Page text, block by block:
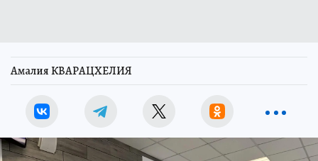
Амалия КВАРАЦХЕЛИЯ